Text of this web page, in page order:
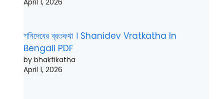
শনিদেবের ব্রতকথা । Shanidev Vratkatha In
Bengali PDF
by bhaktikatha
April 1, 2026